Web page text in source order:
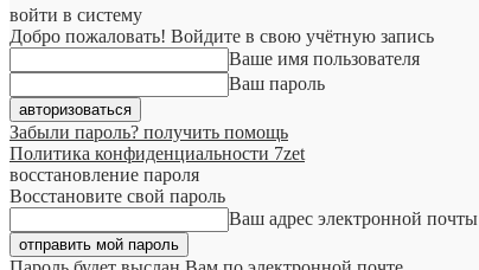
войти в систему
Добро пожаловать! Войдите в свою учётную запись
Ваше имя пользователя
Ваш пароль
Забыли пароль? получить помощь
Политика конфиденциальности 7zet
восстановление пароля
Восстановите свой пароль
Ваш адрес электронной почты